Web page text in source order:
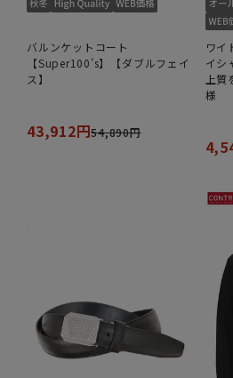
バルンケットコート
【Super100’s】【ダブルフェイ
ス】
43,912円54,890円
ワイ
イシ
上
様